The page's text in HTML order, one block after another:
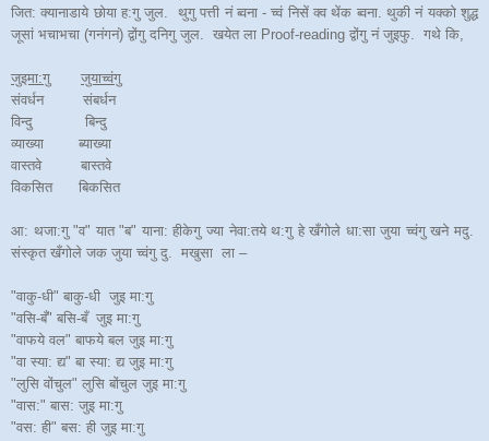
जित: क्यानाडाये छोया ह:गु जुल. थुगु पत्ती नं ब्वना - च्वं निसें क्व थेंक ब्वना. थुकी नं यक्को शुद्ध
जूसां भचाभचा (गनंगनं) द्वोंगु दनिगु जुल. खयेत ला Proof-reading द्वोंगु नं जुइफु. गथे कि,
जुइमा:गु
जुयाच्वंगु
संवर्धन संबर्धन
विन्दु बिन्दु
व्याख्या ब्याख्या
वास्तवे बास्तवे
विकसित बिकसित
आ: थजा:गु "व" यात "ब" याना: हीकेगु ज्या नेवा:तये थ:गु हे खँगोले धा:सा जुया च्वंगु खने मदु.
संस्कृत खँगोले जक जुया च्वंगु दु. मखुसा ला –
"वाकु-धी" बाकु-धी जुइ मा:गु
"वसि-बँ" बसि-बँ जुइ मा:गु
"वाफये वल" बाफये बल जुइ मा:गु
"वा स्या: द्य" बा स्या: द्य जुइ मा:गु
"लुसि वोंचुल" लुसि बोंचुल जुइ मा:गु
"वास:" बास: जुइ मा:गु
"वस: ही" बस: ही जुइ मा:गु